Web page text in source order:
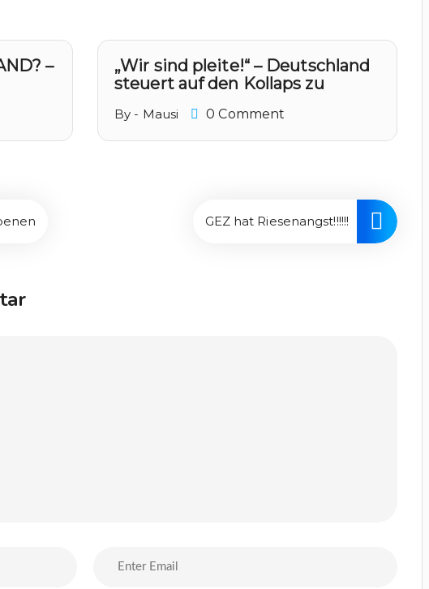
–
„Wir sind pleite!“ – Deutschland
steuert auf den Kollaps zu
By - Mausi 0 Comment
GEZ hat Riesenangst!!!!!!